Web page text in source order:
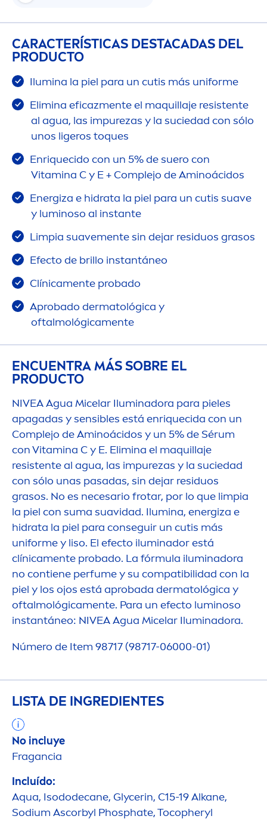
CARACTERÍSTICAS DESTACADAS DEL
PRODUCTO
Ilumina la piel para un cutis más uniforme
Elimina eficazmente el maquillaje resistente
al agua, las impurezas y la suciedad con sólo
unos ligeros toques
Enriquecido con un 5% de suero con
Vitamina C y E + Complejo de Aminoácidos
Energiza e hidrata la piel para un cutis suave
y luminoso al instante
Limpia suavemente sin dejar residuos grasos
Efecto de brillo instantáneo
Clínicamente probado
Aprobado dermatológica y
oftalmológicamente
ENCUENTRA MÁS SOBRE EL
PRODUCTO
NIVEAAgua Micelar Iluminadora para pieles
apagadas y sensibles está enriquecida con un
Complejo de Aminoácidos y un 5% de Sérum
conVitamina C y E. Elimina el maquillaje
resistente al agua, las impurezas y la suciedad
con sólo unas pasadas, sin dejar residuos
grasos. No es necesario frotar, por lo que limpia
la piel con suma suavidad. Ilumina, energiza e
hidrata la piel para conseguir un cutis más
uniforme y liso. El efecto iluminador está
clínicamente probado. La fórmula iluminadora
no contiene perfume y su compatibilidad con la
piel y los ojos está aprobada dermatológica y
oftalmológicamente. Para un efecto luminoso
instantáneo: NIVEAAgua Micelar Iluminadora.
Número de Item 98717 (98717-06000-01)
LISTA DE INGREDIENTES
No incluye
Fragancia
Incluído:
Aqua, Isododecane, Glycerin, C15-19 Alkane,
Sodium Ascorbyl Phosphate, Tocopheryl